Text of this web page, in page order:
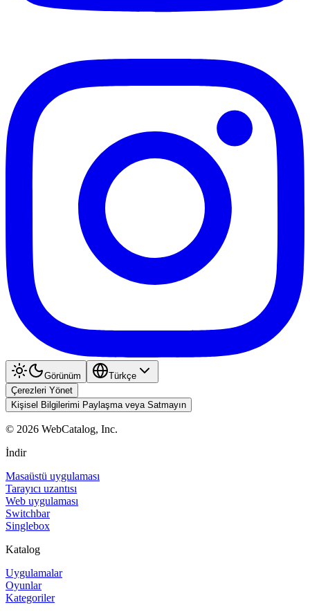
Görünüm
Türkçe
Çerezleri Yönet
Kişisel Bilgilerimi Paylaşma veya Satmayın
© 2026 WebCatalog, Inc.
İndir
Masaüstü uygulaması
Tarayıcı uzantısı
Web uygulaması
Switchbar
Singlebox
Katalog
Uygulamalar
Oyunlar
Kategoriler